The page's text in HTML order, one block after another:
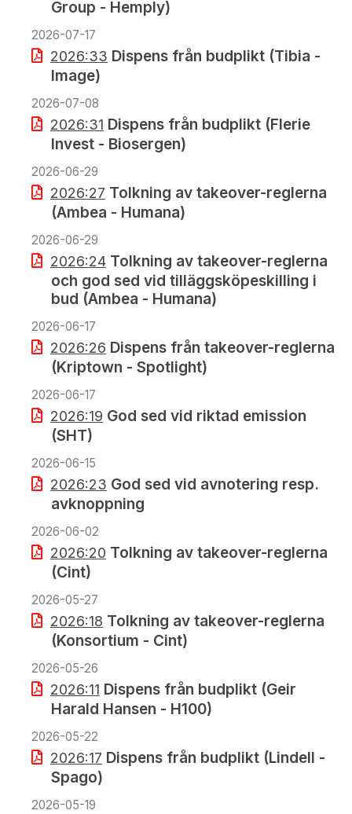
Group - Hemply)
2026-07-17
2026:33 Dispens från budplikt (Tibia -
Image)
2026-07-08
2026:31 Dispens från budplikt (Flerie
Invest - Biosergen)
2026-06-29
2026:27 Tolkning av takeover-reglerna
(Ambea - Humana)
2026-06-29
2026:24 Tolkning av takeover-reglerna
och god sed vid tilläggsköpeskilling i
bud (Ambea - Humana)
2026-06-17
2026:26 Dispens från takeover-reglerna
(Kriptown - Spotlight)
2026-06-17
2026:19 God sed vid riktad emission
(SHT)
2026-06-15
2026:23 God sed vid avnotering resp.
avknoppning
2026-06-02
2026:20 Tolkning av takeover-reglerna
(Cint)
2026-05-27
2026:18 Tolkning av takeover-reglerna
(Konsortium - Cint)
2026-05-26
2026:11 Dispens från budplikt (Geir
Harald Hansen - H100)
2026-05-22
2026:17 Dispens från budplikt (Lindell -
Spago)
2026-05-19